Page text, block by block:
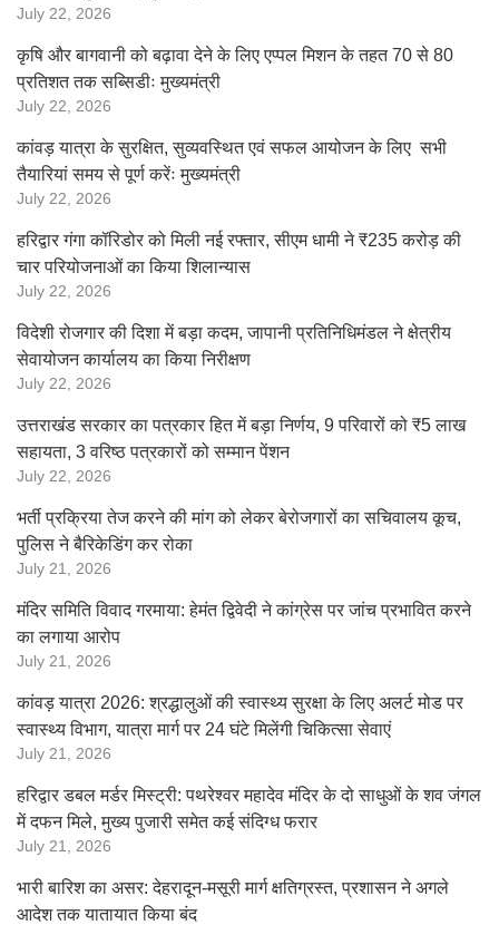
July 22, 2026
कृषि और बागवानी को बढ़ावा देने के लिए एप्पल मिशन के तहत 70 से 80
प्रतिशत तक सब्सिडीः मुख्यमंत्री
July 22, 2026
कांवड़ यात्रा के सुरक्षित, सुव्यवस्थित एवं सफल आयोजन के लिए सभी
तैयारियां समय से पूर्ण करेंः मुख्यमंत्री
July 22, 2026
हरिद्वार गंगा कॉरिडोर को मिली नई रफ्तार, सीएम धामी ने ₹235 करोड़ की
चार परियोजनाओं का किया शिलान्यास
July 22, 2026
विदेशी रोजगार की दिशा में बड़ा कदम, जापानी प्रतिनिधिमंडल ने क्षेत्रीय
सेवायोजन कार्यालय का किया निरीक्षण
July 22, 2026
उत्तराखंड सरकार का पत्रकार हित में बड़ा निर्णय, 9 परिवारों को ₹5 लाख
सहायता, 3 वरिष्ठ पत्रकारों को सम्मान पेंशन
July 22, 2026
भर्ती प्रक्रिया तेज करने की मांग को लेकर बेरोजगारों का सचिवालय कूच,
पुलिस ने बैरिकेडिंग कर रोका
July 21, 2026
मंदिर समिति विवाद गरमाया: हेमंत द्विवेदी ने कांग्रेस पर जांच प्रभावित करने
का लगाया आरोप
July 21, 2026
कांवड़ यात्रा 2026: श्रद्धालुओं की स्वास्थ्य सुरक्षा के लिए अलर्ट मोड पर
स्वास्थ्य विभाग, यात्रा मार्ग पर 24 घंटे मिलेंगी चिकित्सा सेवाएं
July 21, 2026
हरिद्वार डबल मर्डर मिस्ट्री: पथरेश्वर महादेव मंदिर के दो साधुओं के शव जंगल
में दफन मिले, मुख्य पुजारी समेत कई संदिग्ध फरार
July 21, 2026
भारी बारिश का असर: देहरादून-मसूरी मार्ग क्षतिग्रस्त, प्रशासन ने अगले
आदेश तक यातायात किया बंद